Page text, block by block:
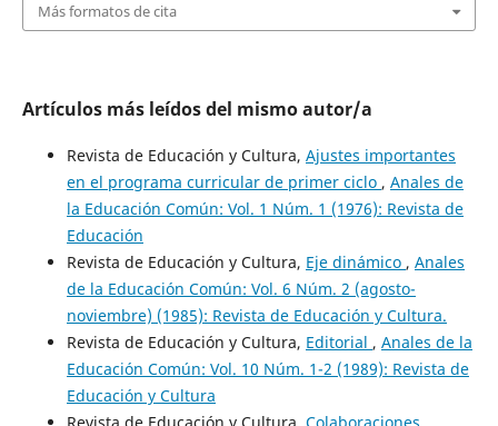
Más formatos de cita
Artículos más leídos del mismo autor/a
Revista de Educación y Cultura, Ajustes importantes
en el programa curricular de primer ciclo , Anales de
la Educación Común: Vol. 1 Núm. 1 (1976): Revista de
Educación
Revista de Educación y Cultura, Eje dinámico , Anales
de la Educación Común: Vol. 6 Núm. 2 (agosto-
noviembre) (1985): Revista de Educación y Cultura.
Revista de Educación y Cultura, Editorial , Anales de la
Educación Común: Vol. 10 Núm. 1-2 (1989): Revista de
Educación y Cultura
Revista de Educación y Cultura, Colaboraciones